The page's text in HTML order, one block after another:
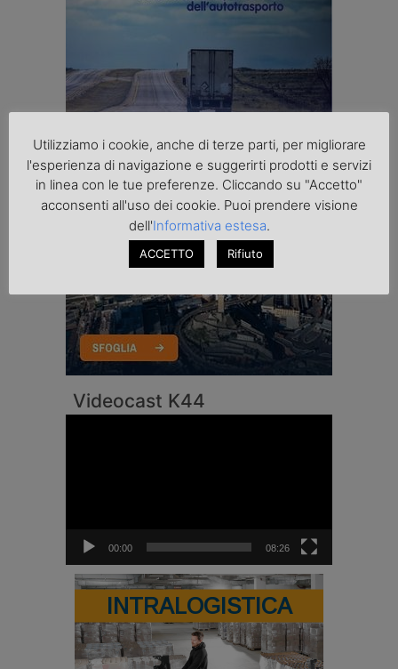
Videocast K44
00:00 08:26
INTRALOGISTICA
Utilizziamo i cookie, anche di terze parti, per migliorare
l'esperienza di navigazione e suggerirti prodotti e servizi
in linea con le tue preferenze. Cliccando su "Accetto"
acconsenti all'uso dei cookie. Puoi prendere visione
dell'Informativa estesa.
ACCETTO Rifiuto